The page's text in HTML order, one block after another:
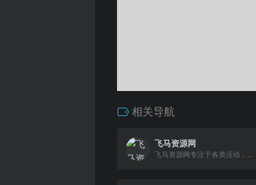
相关导航
飞马资源网
飞马资源网专注于各类活动，...